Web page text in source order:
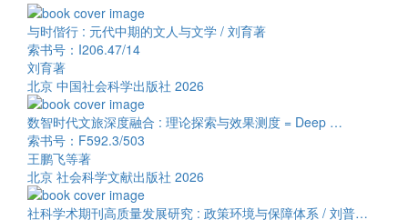
与时偕行 : 元代中期的文人与文学 / 刘育著
索书号：I206.47/14
刘育著
北京 中国社会科学出版社 2026
数智时代文旅深度融合 : 理论探索与效果测度 = Deep …
索书号：F592.3/503
王鹏飞等著
北京 社会科学文献出版社 2026
社科学术期刊高质量发展研究 : 政策环境与保障体系 / 刘普…